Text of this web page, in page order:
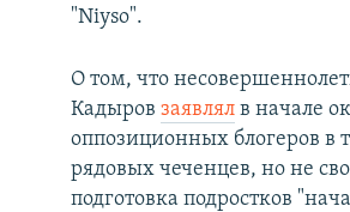
"Niyso".
О том, что
Кадыровзаявлял в начале
оппозиционных блогеров в
рядовых чеченцев, но не
подготовка подростков